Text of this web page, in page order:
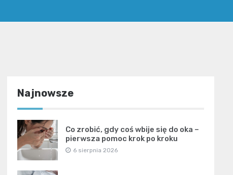
Najnowsze
Co zrobić, gdy coś wbije się do oka –
pierwsza pomoc krok po kroku
6 sierpnia 2026